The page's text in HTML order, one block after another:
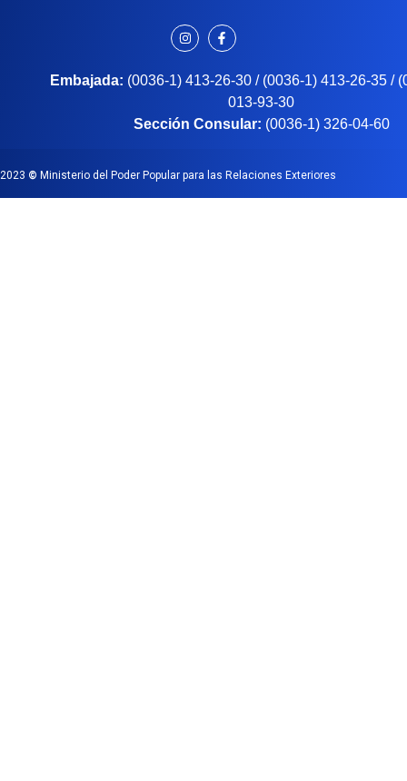
Embajada: (0036-1) 413-26-30 / (0036-1) 413-26-35 /
013-93-30
Sección Consular: (0036-1) 326-04-60
2023 © Ministerio del Poder Popular para las Relaciones Exteriores